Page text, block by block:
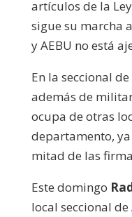
artículos de la
sigue su marcha
y AEBU no está
En la seccional
además de
ocupa de otras
departamento,
mitad de las
Este domingo
local seccional de